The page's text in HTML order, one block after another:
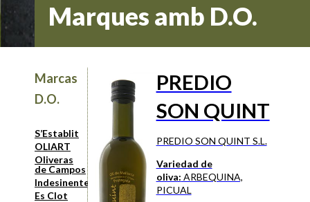
Marques amb D.O.
Marcas
D.O.
S’Establit
OLIART
Oliveras
de Campos
Indesinenter
Es Clot
PREDIO
SON QUINT
PREDIO SON QUINT S.L.
Variedad de
oliva: ARBEQUINA,
PICUAL